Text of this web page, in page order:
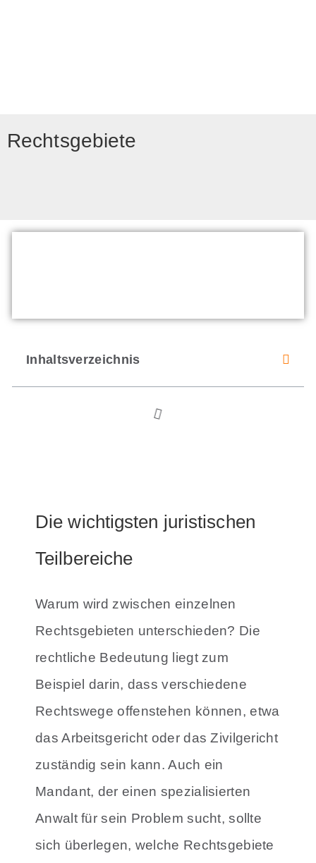
Rechtsgebiete
Inhaltsverzeichnis
Die wichtigsten juristischen
Teilbereiche
Warum wird zwischen einzelnen
Rechtsgebieten unterschieden? Die
rechtliche Bedeutung liegt zum
Beispiel darin, dass verschiedene
Rechtswege offenstehen können, etwa
das Arbeitsgericht oder das Zivilgericht
zuständig sein kann. Auch ein
Mandant, der einen spezialisierten
Anwalt für sein Problem sucht, sollte
sich überlegen, welche Rechtsgebiete